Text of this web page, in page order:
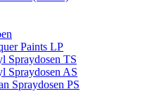
Paints LP
Spraydosen TS
Spraydosen AS
Spraydosen PS